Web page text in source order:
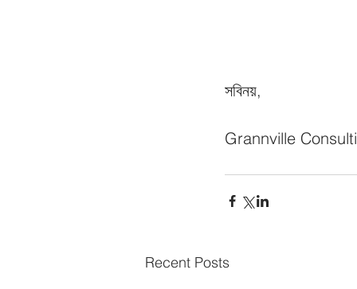
সবিনয়,
Grannville
Recent Posts